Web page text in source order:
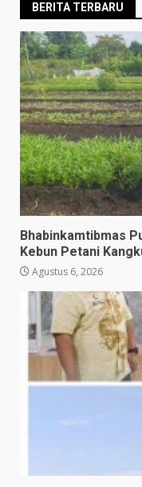
BERITA TERBARU
Bhabinkamtibmas
Kebun Petani
Agustus 6, 2026